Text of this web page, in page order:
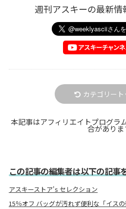
週刊アスキーの最新情
カテゴリー
本記事はアフィリエイトプログラ
合がありま
この記事の編集者は以下の記事
アスキーストア's セレクション
15％オフ バッグが汚れず便利な「イスの